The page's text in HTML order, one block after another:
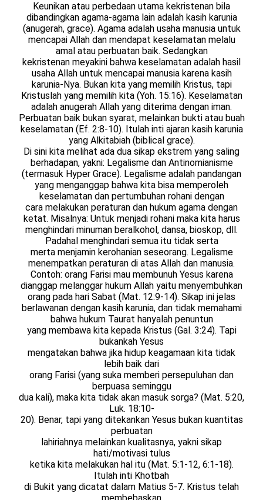
Keunikan atau perbedaan utama kekristenan bila
dibandingkan agama-agama lain adalah kasih karunia
(anugerah, grace). Agama adalah usaha manusia untuk
mencapai Allah dan mendapat keselamatan melalu
amal atau perbuatan baik. Sedangkan
kekristenan meyakini bahwa keselamatan adalah hasil
usaha Allah untuk mencapai manusia karena kasih
karunia-Nya. Bukan kita yang memilih Kristus, tapi
Kristuslah yang memilih kita (Yoh. 15:16). Keselamatan
adalah anugerah Allah yang diterima dengan iman.
Perbuatan baik bukan syarat, melainkan bukti atau buah
keselamatan (Ef. 2:8-10). Itulah inti ajaran kasih karunia
yang Alkitabiah (biblical grace).
Di sini kita melihat ada dua sikap ekstrem yang saling
berhadapan, yakni: Legalisme dan Antinomianisme
(termasuk Hyper Grace). Legalisme adalah pandangan
yang menganggap bahwa kita bisa memperoleh
keselamatan dan pertumbuhan rohani dengan
cara melakukan peraturan dan hukum agama dengan
ketat. Misalnya: Untuk menjadi rohani maka kita harus
menghindari minuman beralkohol, dansa, bioskop, dll.
Padahal menghindari semua itu tidak serta
merta menjamin kerohanian seseorang. Legalisme
menempatkan peraturan di atas Allah dan manusia.
Contoh: orang Farisi mau membunuh Yesus karena
dianggap melanggar hukum Allah yaitu menyembuhkan
orang pada hari Sabat (Mat. 12:9-14). Sikap ini jelas
berlawanan dengan kasih karunia, dan tidak memahami
bahwa hukum Taurat hanyalah penuntun
yang membawa kita kepada Kristus (Gal. 3:24). Tapi
bukankah Yesus
mengatakan bahwa jika hidup keagamaan kita tidak
lebih baik dari
orang Farisi (yang suka memberi persepuluhan dan
berpuasa seminggu
dua kali), maka kita tidak akan masuk sorga? (Mat. 5:20,
Luk. 18:10-
20). Benar, tapi yang ditekankan Yesus bukan kuantitas
perbuatan
lahiriahnya melainkan kualitasnya, yakni sikap
hati/motivasi tulus
ketika kita melakukan hal itu (Mat. 5:1-12, 6:1-18).
Itulah inti Khotbah
di Bukit yang dicatat dalam Matius 5-7. Kristus telah